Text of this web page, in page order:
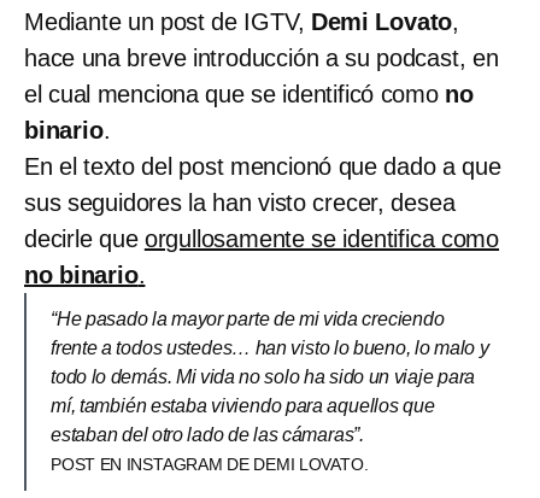
Mediante un post de IGTV, Demi Lovato,
hace una breve introducción a su podcast, en
el cual menciona que se identificó como no
binario.
En el texto del post mencionó que dado a que
sus seguidores la han visto crecer, desea
decirle que orgullosamente se identifica como
no binario.
“He pasado la mayor parte de mi vida creciendo
frente a todos ustedes… han visto lo bueno, lo malo y
todo lo demás. Mi vida no solo ha sido un viaje para
mí, también estaba viviendo para aquellos que
estaban del otro lado de las cámaras”.
POST EN INSTAGRAM DE DEMI LOVATO.